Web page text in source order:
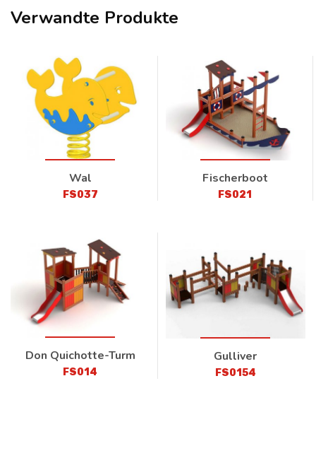
Verwandte Produkte
Wal
FS037
Fischerboot
FS021
Don Quichotte-Turm
FS014
Gulliver
FS0154